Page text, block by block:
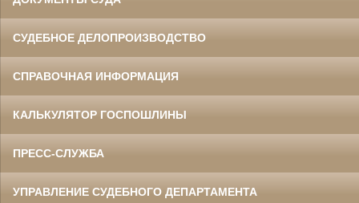
СУДЕБНОЕ ДЕЛОПРОИЗВОДСТВО
СПРАВОЧНАЯ ИНФОРМАЦИЯ
КАЛЬКУЛЯТОР ГОСПОШЛИНЫ
ПРЕСС-СЛУЖБА
УПРАВЛЕНИЕ СУДЕБНОГО ДЕПАРТАМЕНТА